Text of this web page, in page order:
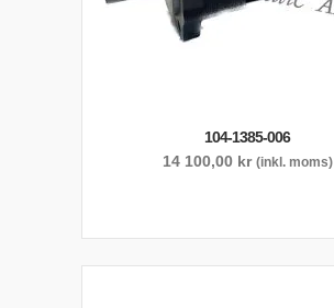
104-1385-006
14 100,00 kr (inkl. moms)